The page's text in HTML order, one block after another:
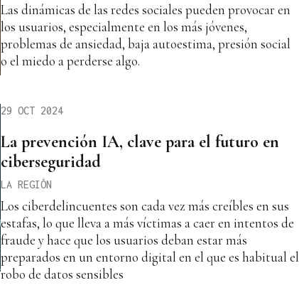
Las dinámicas de las redes sociales pueden provocar en
los usuarios, especialmente en los más jóvenes,
problemas de ansiedad, baja autoestima, presión social
o el miedo a perderse algo.
29 OCT 2024
La prevención IA, clave para el futuro en
ciberseguridad
LA REGIÓN
Los ciberdelincuentes son cada vez más creíbles en sus
estafas, lo que lleva a más víctimas a caer en intentos de
fraude y hace que los usuarios deban estar más
preparados en un entorno digital en el que es habitual el
robo de datos sensibles